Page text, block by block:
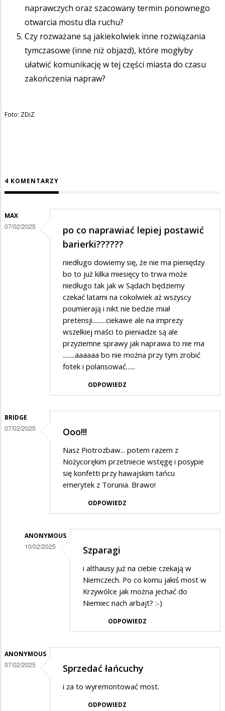
naprawczych oraz szacowany termin ponownego
otwarcia mostu dla ruchu?
Czy rozważane są jakiekolwiek inne rozwiązania
tymczasowe (inne niż objazd), które mogłyby
ułatwić komunikację w tej części miasta do czasu
zakończenia napraw?
Foto: ZDiZ
4 KOMENTARZY
MAX
07/02/2025
po co naprawiać lepiej postawić
barierki??????
niedługo dowiemy się, że nie ma pieniędzy
bo to już kilka miesięcy to trwa może
niedługo tak jak w Sądach będziemy
czekać latami na cokolwiek aż wszyscy
poumierają i nikt nie bedzie miał
pretensji.........ciekawe ale na imprezy
wszelkiej maści to pieniadze są ale
przyziemne sprawy jak naprawa to nie ma
........aaaaaa bo nie można przy tym zrobić
fotek i polansować......
ODPOWIEDZ
BRIDGE
07/02/2025 Ooo!!!
Nasz Piotrozbaw... potem razem z
Nożycorękim przetniecie wstęgę i posypie
się konfetti przy hawajskim tańcu
emerytek z Torunia. Brawo!
ODPOWIEDZ
ANONYMOUS
10/02/2025
Ooo!!!
Szparagi
i althausy już na ciebie czekają w
Niemczech. Po co komu jakiś most w
Krzywólce jak można jechać do
Niemiec nach arbajt? :-)
ODPOWIEDZ
ANONYMOUS
07/02/2025 Sprzedać łańcuchy
i za to wyremontować most.
ODPOWIEDZ